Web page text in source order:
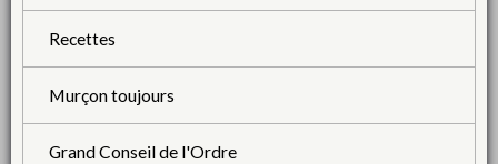
Recettes
Murçon toujours
Grand Conseil de l'Ordre